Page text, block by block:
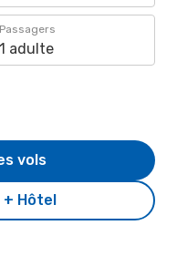
Passagers
1 adulte
+ Hôtel
vols